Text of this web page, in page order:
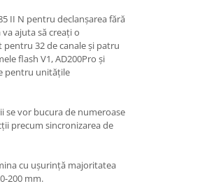
II N pentru declanșarea fără
ajuta să creați o
32 de canale și patru
flash V1, AD200Pro și
pentru unitățile
se vor bucura de numeroase
precum sincronizarea de
cu ușurință majoritatea
200 mm.